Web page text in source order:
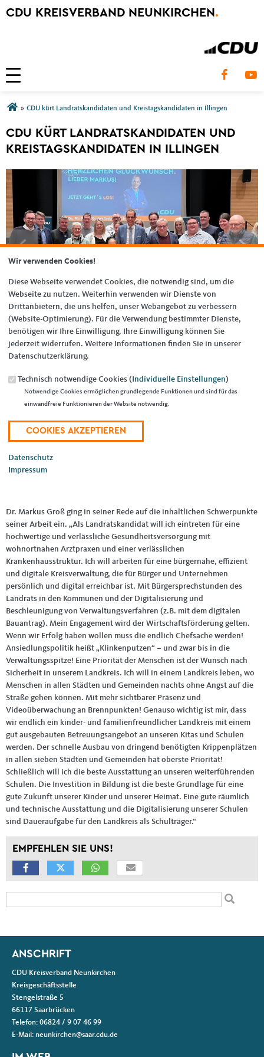
CDU KREISVERBAND NEUNKIRCHEN.
Toggle navigation
Sie sind hier
» CDU kürt Landratskandidaten und Kreistagskandidaten in Illingen
CDU KÜRT LANDRATSKANDIDATEN UND
KREISTAGSKANDIDATEN IN ILLINGEN
12.03.2024
In einer äußerst gut besuchten Veranstaltung in der Illinger Illipse hat
Der Vorsitzende des CDU Gemeindeverbands Wolfgang Scholl zeigte
sich erfreut über das gute Ergebnis, mit dem Dr. Markus Groß für die
unserem Landkreis geboren und lebt mit seiner Familie in Eppelborn.
viele Behörden und Kommunen. Er kennt die öffentliche Verwaltung
aus beiden Perspektiven. Er ist der richtige Mann fürs Landratsamt.“ so
Dr. Markus Groß ging in seiner Rede auf die inhaltlichen Schwerpunkte
seiner Arbeit ein. „Als Landratskandidat will ich eintreten für eine
hochwertige und verlässliche Gesundheitsversorgung mit
wohnortnahen Arztpraxen und einer verlässlichen
Krankenhausstruktur. Ich will arbeiten für eine bürgernahe, effizient
und digitale Kreisverwaltung, die für Bürger und Unternehmen
persönlich und digital erreichbar ist. Mit Bürgersprechstunden des
Landrats in den Kommunen und der Digitalisierung und
Beschleunigung von Verwaltungsverfahren (z.B. mit dem digitalen
Bauantrag). Mein Engagement wird der Wirtschaftsförderung gelten.
Wenn wir Erfolg haben wollen muss die endlich Chefsache werden!
Ansiedlungspolitik heißt „Klinkenputzen“ – und zwar bis in die
Verwaltungsspitze! Eine Priorität der Menschen ist der Wunsch nach
Sicherheit in unserem Landkreis. Ich will in einem Landkreis leben, wo
Menschen in allen Städten und Gemeinden nachts ohne Angst auf die
Straße gehen können. Mit mehr sichtbarer Präsenz und
Videoüberwachung an Brennpunkten! Genauso wichtig ist mir, dass
wir endlich ein kinder- und familienfreundlicher Landkreis mit einem
gut ausgebauten Betreuungsangebot an unseren Kitas und Schulen
werden. Der schnelle Ausbau von dringend benötigten Krippenplätzen
in allen sieben Städten und Gemeinden hat oberste Priorität!
Schließlich will ich die beste Ausstattung an unseren weiterführenden
Schulen. Die Investition in Bildung ist die beste Grundlage für eine
gute Zukunft unserer Kinder und unserer Heimat. Eine gute räumlich
und technische Ausstattung und die Digitalisierung unserer Schulen
sind Daueraufgabe für den Landkreis als Schulträger.“
EMPFEHLEN SIE UNS!
ANSCHRIFT
CDU Kreisverband Neunkirchen
Kreisgeschäftsstelle
Stengelstraße 5
66117 Saarbrücken
Telefon: 06824 / 9 07 46 99
E-Mail: neunkirchen@saar.cdu.de
Wir verwenden Cookies!
Diese Webseite verwendet Cookies, die notwendig sind, um die
Webseite zu nutzen. Weiterhin verwenden wir Dienste von
Drittanbietern, die uns helfen, unser Webangebot zu verbessern
(Website-Optimierung). Für die Verwendung bestimmter Dienste,
benötigen wir Ihre Einwilligung. Ihre Einwilligung können Sie
jederzeit widerrufen. Weitere Informationen finden Sie in unserer
Datenschutzerklärung.
Technisch notwendige Cookies ( Individuelle Einstellungen)
Notwendige Cookies ermöglichen grundlegende Funktionen und sind für das
einwandfreie Funktionieren der Website notwendig.
Datenschutz
Impressum